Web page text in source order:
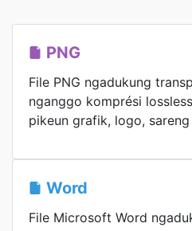
PNG
File PNG ngadukung
nganggo komprési
pikeun grafik, logo,
Word
File Microsoft Word